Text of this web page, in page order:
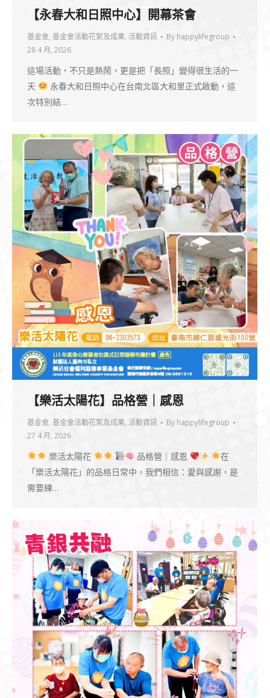
【永春大和日照中心】開幕茶會
基金會, 基金會活動花絮及成果, 活動資訊 By happylifegroup
28 4 月, 2026
這場活動，不只是熱鬧，更是把「長照」變得很生活的一
天
永春大和日照中心在台南北區大和里正式啟動，這
次特別結…
【樂活太陽花】品格營｜感恩
基金會, 基金會活動花絮及成果, 活動資訊 By happylifegroup
27 4 月, 2026
樂活太陽花 品格營｜感恩
在
「樂活太陽花」的品格日常中，我們相信：愛與感謝，是
需要練…